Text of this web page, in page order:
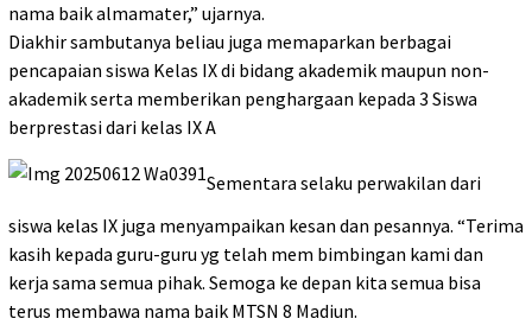
nama baik almamater,” ujarnya.
Diakhir sambutanya beliau juga memaparkan berbagai
pencapaian siswa Kelas IX di bidang akademik maupun non-
akademik serta memberikan penghargaan kepada 3 Siswa
berprestasi dari kelas IX A
Sementara selaku perwakilan dari
siswa kelas IX juga menyampaikan kesan dan pesannya. “Terima
kasih kepada guru-guru yg telah mem bimbingan kami dan
kerja sama semua pihak. Semoga ke depan kita semua bisa
terus membawa nama baik MTSN 8 Madiun.